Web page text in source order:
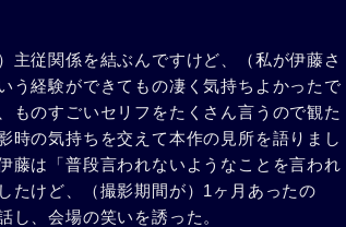
主従関係を結ぶんですけど、（私が伊藤さ
う経験ができてもの凄く気持ちよかったで
ものすごいセリフをたくさん言うので観た
時の気持ちを交えて本作の見所を語りまし
藤は「普段言われないようなことを言われ
たけど、（撮影期間が）1ヶ月あったの
し、会場の笑いを誘った。